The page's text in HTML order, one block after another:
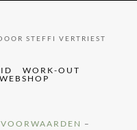
STEFFI VERTRIEST
WORK-OUT
WEBSHOP
–